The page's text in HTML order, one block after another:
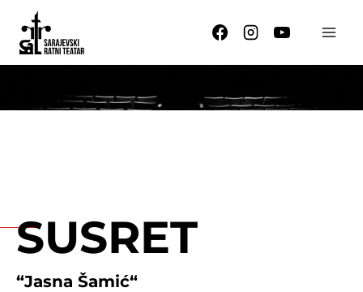
content
SUSRET
“Jasna Šamić“